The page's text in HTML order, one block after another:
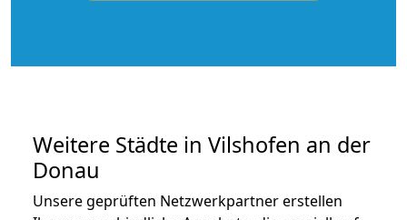
Weitere Städte in Vilshofen an der
Donau
Unsere geprüften Netzwerkpartner erstellen